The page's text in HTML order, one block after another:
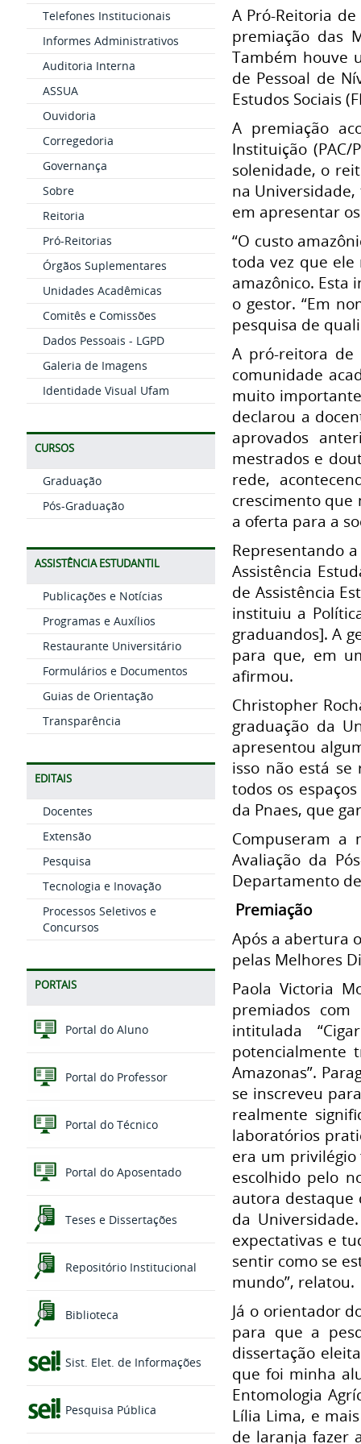
Telefones Institucionais
Informes Administrativos
Auditoria Interna
ASSUA
Ouvidoria
Corregedoria
Governança
Sobre
Reitoria
Pró-Reitorias
Órgãos Suplementares
Unidades Acadêmicas
Comitês e Comissões
Dados Pessoais - LGPD
Galeria de Imagens
Identidade Visual Ufam
CURSOS
Graduação
Pós-Graduação
ASSISTÊNCIA ESTUDANTIL
Publicações e Notícias
Programas e Auxílios
Restaurante Universitário
Formulários e Documentos
Guias de Orientação
Transparência
EDITAIS
Docentes
Extensão
Pesquisa
Tecnologia e Inovação
Processos Seletivos e
Concursos
PORTAIS
Portal do Aluno
Portal do Professor
Portal do Técnico
Portal do Aposentado
Teses e Dissertações
Repositório Institucional
Biblioteca
Sist. Elet. de Informações
Pesquisa Pública
A Pró-Reitoria
premiação das
Também houve
de Pessoal de
Estudos Sociais
A premiação
Instituição
solenidade, o
na
em apresentar
“O custo
toda vez que
amazônico. Esta
o gestor. “Em
pesquisa de
A pró-reitora de
comunidade
muito
declarou a
aprovados
mestrados e
rede,
crescimento que
a oferta para a
Representando
Assistência
de Assistência
instituiu a
graduandos]. A
para que, em
afirmou.
Christopher
graduação da
apresentou
isso não está
todos os
da Pnaes, que
Compuseram a
Avaliação da
Departamento
Premiação
Após a abertura
pelas Melhores
Paola Victoria
premiados com
intitulada
potencialmente
Amazonas”.
se inscreveu
realmente
laboratórios
era um privilégio
escolhido pelo
autora destaque
da
expectativas e
sentir como se
mundo”, relatou.
Já o orientador
para que a
dissertação
que foi minha
Entomologia
Lília Lima, e
de laranja fazer